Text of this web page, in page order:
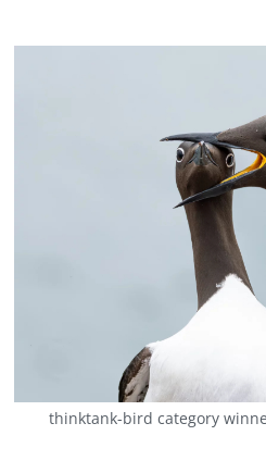
thinktank-bird category